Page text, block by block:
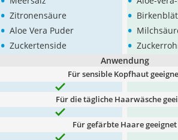
• Zitronensäure
• Aloe Vera Puder
• Zuckertenside
•
•
•
Anwendung
Für sensible Kopfhaut
Für die tägliche Haarwäsche
Für gefärbte Haare geeignet